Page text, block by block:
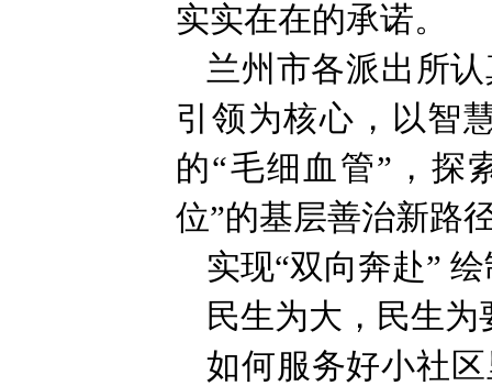
实实在在的承诺。
兰州市各派出所
引领为核心，以智
的“毛细血管”，探
位”的基层善治新路
实现“双向奔赴”
民生为大，民生为
如何服务好小社